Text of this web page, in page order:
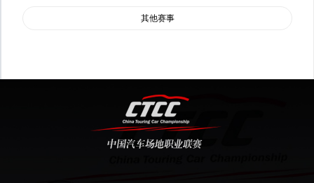
其他赛事